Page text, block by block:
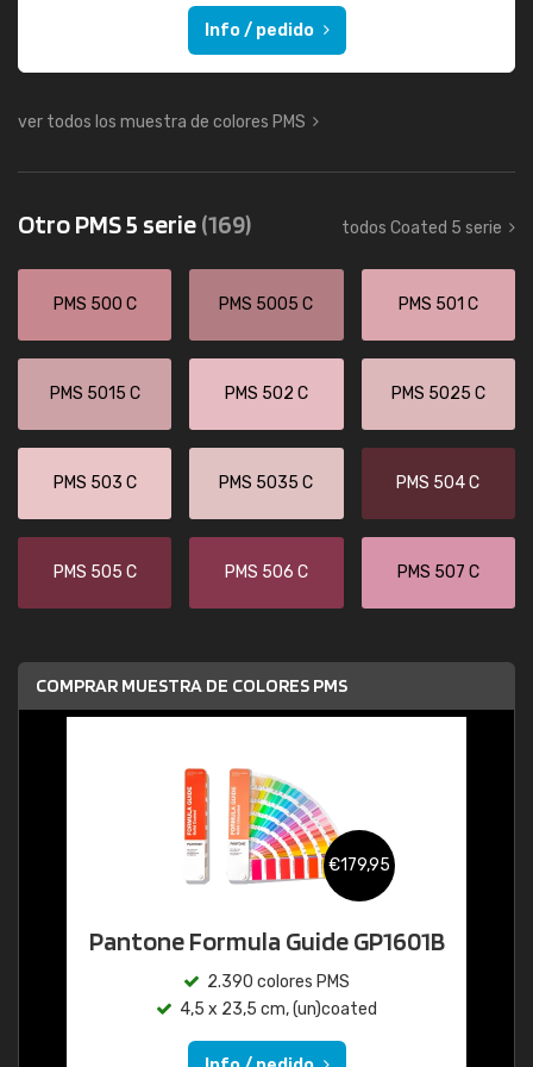
Info / pedido
ver todos los muestra de colores PMS
Otro PMS 5 serie(169) todos Coated 5 serie
PMS 500 C PMS 5005 C PMS 501 C
PMS 5015 C PMS 502 C PMS 5025 C
PMS 503 C PMS 5035 C PMS 504 C
PMS 505 C PMS 506 C PMS 507 C
COMPRAR MUESTRA DE COLORES PMS
€179,95
Pantone Formula Guide GP1601B
2.390 colores PMS
4,5 x 23,5 cm, (un)coated